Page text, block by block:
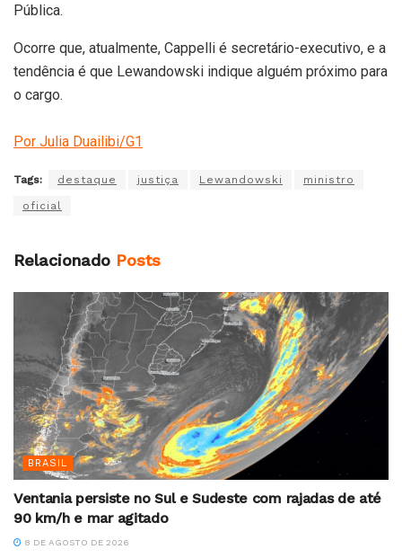
Pública.
Ocorre que, atualmente, Cappelli é secretário-executivo, e a
tendência é que Lewandowski indique alguém próximo para
o cargo.
Por Julia Duailibi/G1
Tags: destaque justiça Lewandowski ministro
oficial
Relacionado Posts
BRASIL
Ventania persiste no Sul e Sudeste com rajadas de até
90 km/h e mar agitado
8 DE AGOSTO DE 2026